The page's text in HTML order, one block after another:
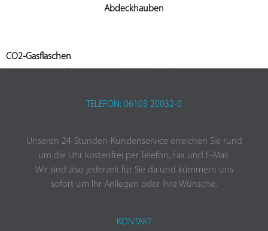
Abdeckhauben
CO2-Gasflaschen
TELEFON: 06103 20032-0
Unseren 24-Stunden-Kundenservice erreichen Sie rund
um die Uhr kostenfrei per Telefon, Fax und E-Mail.
Wir sind also jederzeit für Sie da und kümmern uns
sofort um Ihr Anliegen oder Ihre Wünsche.
KONTAKT